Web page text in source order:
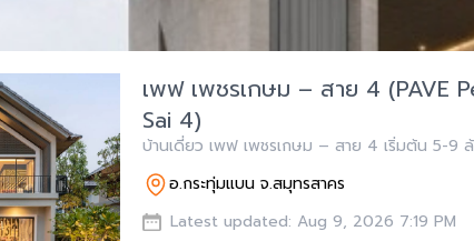
เพฟ เพชรเกษม – สาย 4 (PAVE
Sai 4)
บ้านเดี่ยว เพฟ เพชรเกษม – สาย 4 เริ่มต้น 5-9
อ.กระทุ่มแบน จ.สมุทรสาคร
Latest updated: Aug 9, 2026 7:19 PM